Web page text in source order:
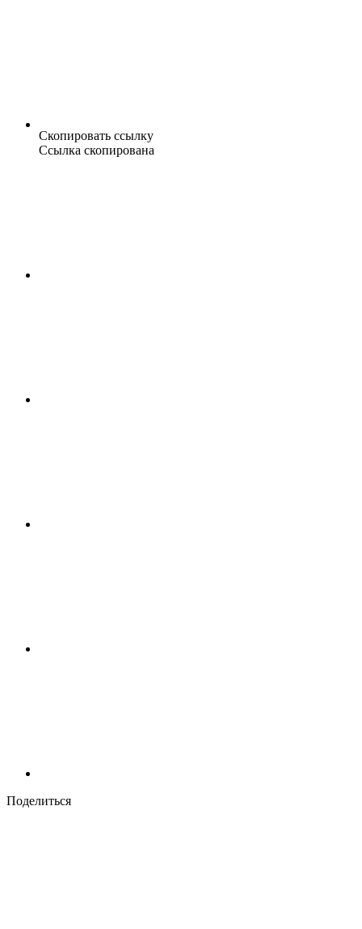
Скопировать ссылку
Ссылка скопирована
Поделиться